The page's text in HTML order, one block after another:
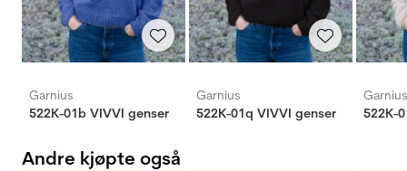
Garnius
522K-01b VIVVI genser
Garnius
522K-01q VIVVI genser
Garnius
522K-
Andre kjøpte også